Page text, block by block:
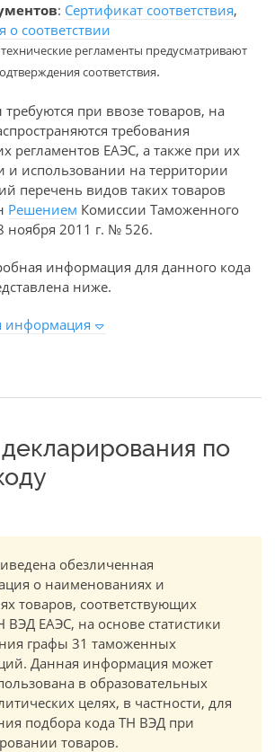
: Сертификат соответствия,
о соответствии
регламенты предусматривают
соответствия.
при ввозе товаров, на
требования
регламентов ЕАЭС, а также при их
и использовании на территории
перечень видов таких товаров
Решением Комиссии Таможенного
ноября 2011 г. № 526.
информация для данного кода
ниже.
информация
по
обезличенная
о наименованиях и
товаров, соответствующих
ВЭД ЕАЭС, на основе статистики
графы 31 таможенных
Данная информация может
в образовательных
целях, в частности, для
подбора кода ТН ВЭД при
товаров.